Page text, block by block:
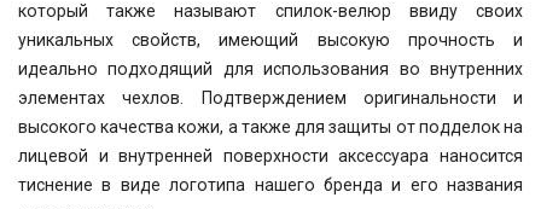
который также называют спилок-велюр ввиду своих
уникальных свойств, имеющий высокую прочность и
идеально подходящий для использования во внутренних
элементах чехлов. Подтверждением оригинальности и
высокого качества кожи, а также для защиты от подделок на
лицевой и внутренней поверхности аксессуара наносится
тиснение в виде логотипа нашего бренда и его названия